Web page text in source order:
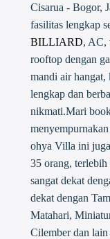
Cisarua - Bogor,
fasilitas lengkap
BILLIARD, AC,
rooftop dengan
mandi air hangat,
lengkap dan
nikmati.Mari
ohya Villa ini
35 orang,
sangat dekat
dekat dengan
Matahari,
Cilember dan lain